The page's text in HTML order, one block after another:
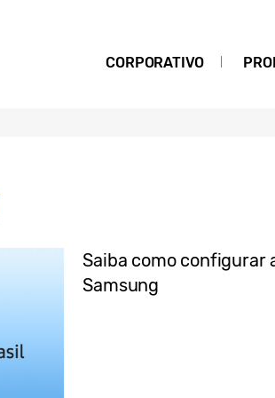
CORPORATIVO
Saiba como configurar
Samsung